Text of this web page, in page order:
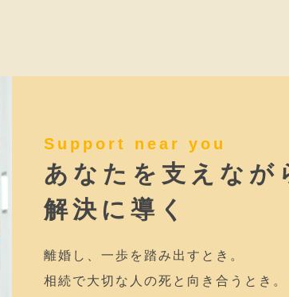
Support near you
あなたを支えなが
解決に導く
離婚し、一歩を踏み出すとき。
相続で大切な人の死と向き合うとき。